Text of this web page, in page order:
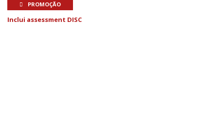
PROMOÇÃO
Inclui assessment DISC